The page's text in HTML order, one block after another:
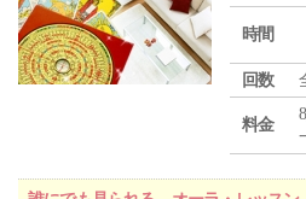
時間
回数
料金